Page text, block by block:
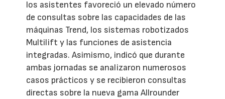
los asistentes favoreció un elevado número
de consultas sobre las capacidades de las
máquinas Trend, los sistemas robotizados
Multilift y las funciones de asistencia
integradas. Asimismo, indicó que durante
ambas jornadas se analizaron numerosos
casos prácticos y se recibieron consultas
directas sobre la nueva gama Allrounder